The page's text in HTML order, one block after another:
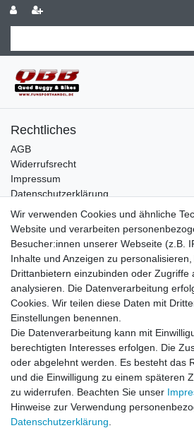
Rechtliches
AGB
Widerrufsrecht
Impressum
Datenschutzerklärung
Service
FAQ / Ratgeber
Kinderquad
E-Bikes / Pedelecs
Dirt Bike & Pocketbike
Quad & ATV
Kinderbuggy | Gokart
© Copyright 2026 | Alle Rechte
Wir verwenden Cookies und ähnliche
Website und verarbeiten
Besucher:innen unserer Webseite (z.B.
Inhalte und Anzeigen zu
Drittanbietern einzubinden oder Zugriffe
analysieren. Die Datenverarbeitung
Cookies. Wir teilen diese Daten mit
Einstellungen benennen.
Die Datenverarbeitung kann mit
berechtigten Interesses erfolgen. Die
oder abgelehnt werden. Es besteht das
und die Einwilligung zu einem späteren
zu widerrufen. Beachten Sie unser
Hinweise zur Verwendung
Daten­schutz­erklärung